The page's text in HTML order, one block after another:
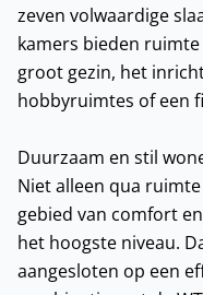
zeven volwaardige
kamers bieden
groot gezin, het
hobbyruimtes of een
Duurzaam en stil
Niet alleen qua
gebied van comfort
het hoogste niveau.
aangesloten op een